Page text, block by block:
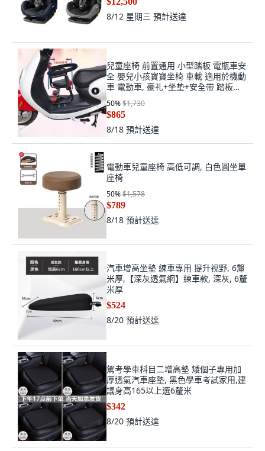
8/12 星期三 預計送達
兒童座椅 前置通用 小型踏板 電瓶車安
全 嬰兒小孩寶寶坐椅 車載 適用於機動
車 電動車, 豪礼+坐垫+安全带 踏板
25cm可用
50%$1,730
$865
8/18 預計送達
電動車兒童座椅 高低可調, 白色圓坐單
座椅
50%$1,578
$789
8/18 預計送達
汽車增高坐墊 練車專用 提升視野, 6釐
米厚,【深灰透氣網】練車款, 深灰, 6釐
米厚
$524
8/20 預計送達
駕考學車科目二增高墊 矮個子專用加
厚透氣汽車座墊, 黑色學車考試家用,建
議身高165以上選6釐米
$342
8/20 預計送達